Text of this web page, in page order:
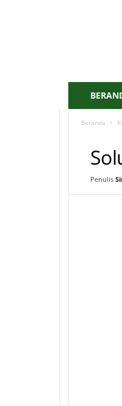
Beranda
Penulis